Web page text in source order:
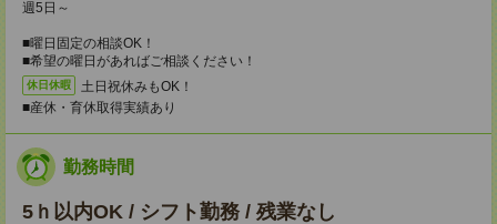
週5日～
■曜日固定の相談OK！
■希望の曜日があればご相談ください！
休日休暇
土日祝休みもOK！
■産休・育休取得実績あり
勤務時間
5ｈ以内OK / シフト勤務 / 残業なし